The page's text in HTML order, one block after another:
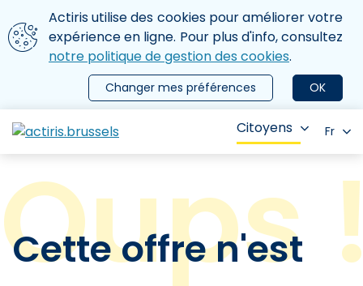
Aller au contenu principal
Nous utilisons des cookies
Actiris utilise des cookies pour améliorer votre
expérience en ligne. Pour plus d'info, consultez
notre politique de gestion des cookies.
OK
Changer mes préférences
le menu
Citoyens Fr
Cette offre n'est